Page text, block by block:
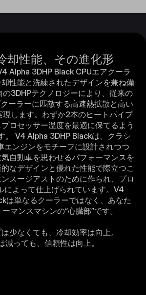
却性能、その進化形
Alpha 3DHP Black CPUエアクーラ
性能と洗練されたデザインを兼ね備
の3DHPテクノロジーにより、従来の
ーラーに匹敵する高速熱拡散と高い
現します。わずか2本のヒートパイプ
ロセッサー温度を最適に保てるよう
。 V4 Alpha 3DHP Blackは、クラシ
エンジンをモチーフに設計されつつ
自動車を思わせるパフォーマンスを
なデザインと優れた性能で際立つこ
スージアストのために作られ、プロ
によって仕上げられています。V4
は単なるクーラーではなく、あなた
マンスマシンの“心臓部”です。
少なくても、冷却効率は向上。
減っても、信頼性は向上。